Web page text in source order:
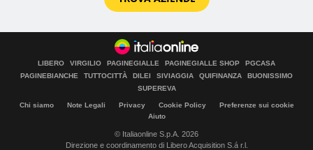
LIBERO VIRGILIO PAGINEGIALLE PAGINEGIALLE SHOP
PGCASA
PAGINEBIANCHE
TUTTOCITTÀ DILEI SIVIAGGIA QUIFINANZA
BUONISSIMO
SUPEREVA
Chi siamo Note Legali Privacy Cookie Policy
Preferenze sui cookie
Aiuto
© Italiaonline S.p.A. 2026
Direzione e coordinamento di Libero Acquisition S.á r.l.